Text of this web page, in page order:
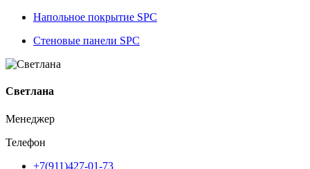
Напольное покрытие SPC
Стеновые панели SPC
Светлана
Менеджер
Телефон
+7(911)427-01-73